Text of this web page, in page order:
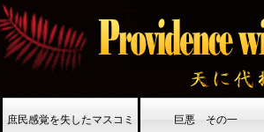
庶民感覚を失したマスコミ 巨悪 その一